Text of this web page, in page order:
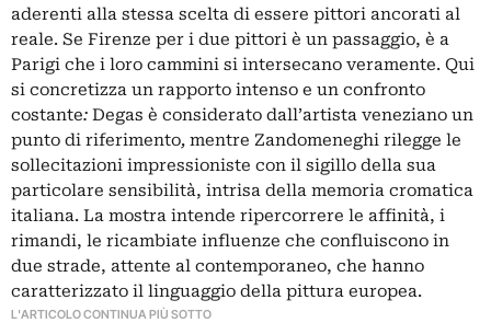
aderenti alla stessa scelta di essere pittori ancorati al
reale. Se Firenze per i due pittori è un passaggio, è a
Parigi che i loro cammini si intersecano veramente. Qui
si concretizza un rapporto intenso e un confronto
costante: Degas è considerato dall’artista veneziano un
punto di riferimento, mentre Zandomeneghi rilegge le
sollecitazioni impressioniste con il sigillo della sua
particolare sensibilità, intrisa della memoria cromatica
italiana. La mostra intende ripercorrere le affinità, i
rimandi, le ricambiate influenze che confluiscono in
due strade, attente al contemporaneo, che hanno
caratterizzato il linguaggio della pittura europea.
L'ARTICOLO CONTINUA PIÙ SOTTO